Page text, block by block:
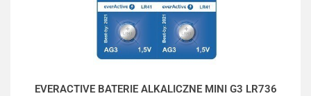
EVERACTIVE BATERIE ALKALICZNE MINI G3 LR736